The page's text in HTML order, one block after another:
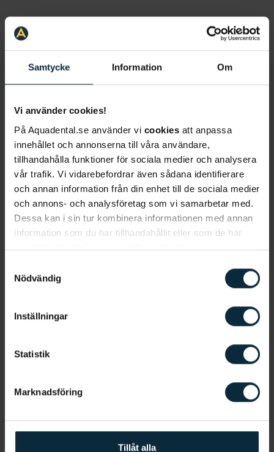
Samtycke Information Om
Vi använder cookies!
På Aquadental.se använder vi cookies att anpassa
innehållet och annonserna till våra användare,
tillhandahålla funktioner för sociala medier och analysera
vår trafik. Vi vidarebefordrar även sådana identifierare
och annan information från din enhet till de sociala medier
och annons- och analysföretag som vi samarbetar med.
Dessa kan i sin tur kombinera informationen med annan
information som du har tillhandahållit eller som de har
samlat in när du har använt deras tjänster.
Nödvändig
Inställningar
Statistik
Marknadsföring
Tillåt alla
Förnamn
Efternamn*
E-post*
Telefonnummer*
Vill du få hjälp av någon särskild klinik?
Jag samtycker till att Aqua Dental får
Jag godkänner, genom att klicka nedan,
att ni sparar och hanterar mina